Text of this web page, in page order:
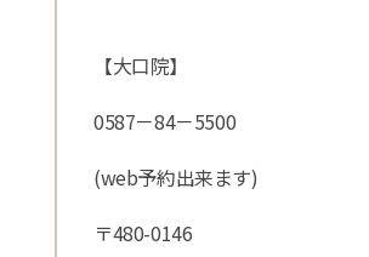
【大口院】
0587－84－5500
(web予約出来ます)
〒480-0146